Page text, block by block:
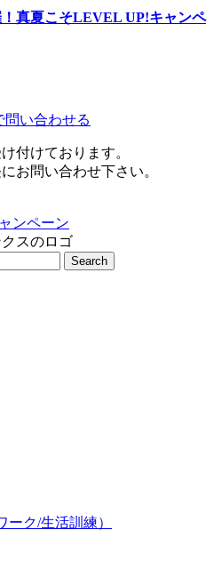
！真夏こそLEVEL UP!キャンペ
問い合わせる
付けております。
お問い合わせ下さい。
Search
ーク/生活訓練）